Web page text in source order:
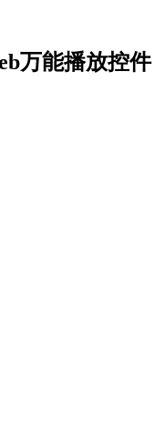
万能播放控件